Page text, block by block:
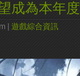
成為本年
| 遊戲綜合資訊